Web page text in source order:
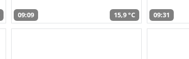
09:09 15,9 °C 09:31